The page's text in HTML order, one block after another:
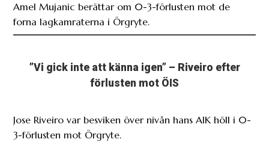
Amel Mujanic berättar om 0-3-förlusten mot de
forna lagkamraterna i Örgryte.
”Vi gick inte att känna igen” – Riveiro efter
förlusten mot ÖIS
Jose Riveiro var besviken över nivån hans AIK höll i 0-
3-förlusten mot Örgryte.